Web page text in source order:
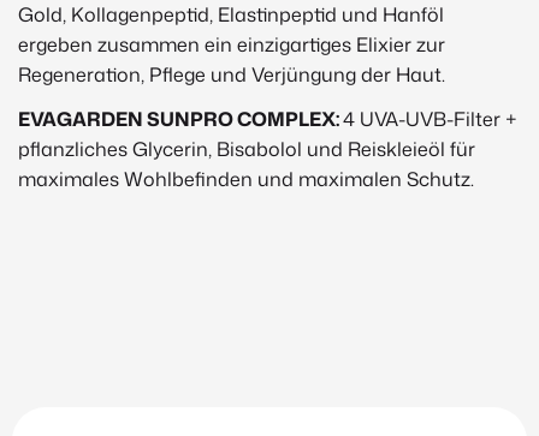
Gold, Kollagenpeptid, Elastinpeptid und Hanföl
ergeben zusammen ein einzigartiges Elixier zur
Regeneration, Pflege und Verjüngung der Haut.
EVAGARDEN SUNPRO COMPLEX:4 UVA-UVB-Filter +
pflanzliches Glycerin, Bisabolol und Reiskleieöl für
maximales Wohlbefinden und maximalen Schutz.